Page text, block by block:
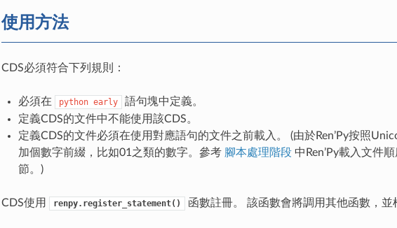
使用方法
CDS必須符合下列規則：
必須在 python early
語句塊中定義。
定義CDS的文件中不能使用該CDS。
定義CDS的文件必須在使用對應語句的文件之前載入。 (由於Ren’Py按照
加個數字前綴，比如01之類的數字。參考 腳本處理階段中Ren’Py載入文件
節。)
CDS使用 renpy.register_statement() 函數註冊。 該函數會將調用其他函數，並